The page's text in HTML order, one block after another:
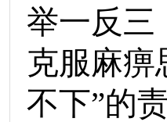
举一反三
克服麻痹
不下”的